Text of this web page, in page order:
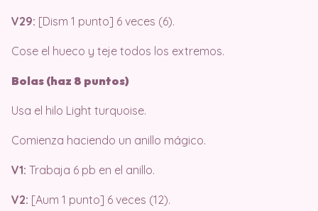
V29: [Dism 1 punto] 6 veces (6).
Cose el hueco y teje todos los extremos.
Bolas (haz 8 puntos)
Usa el hilo Light turquoise.
Comienza haciendo un anillo mágico.
V1: Trabaja 6 pb en el anillo.
V2: [Aum 1 punto] 6 veces (12).